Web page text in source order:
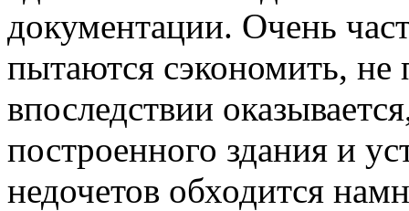
документации. Очень
пытаются сэкономить, не
впоследствии
построенного здания и
недочетов обходится